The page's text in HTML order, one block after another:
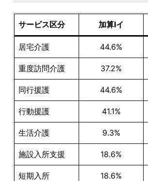
サービス区分 加算Ⅰイ
居宅介護 44.6%
重度訪問介護 37.2%
同行援護 44.6%
行動援護 41.1%
生活介護 9.3%
施設入所支援 18.6%
短期入所 18.6%